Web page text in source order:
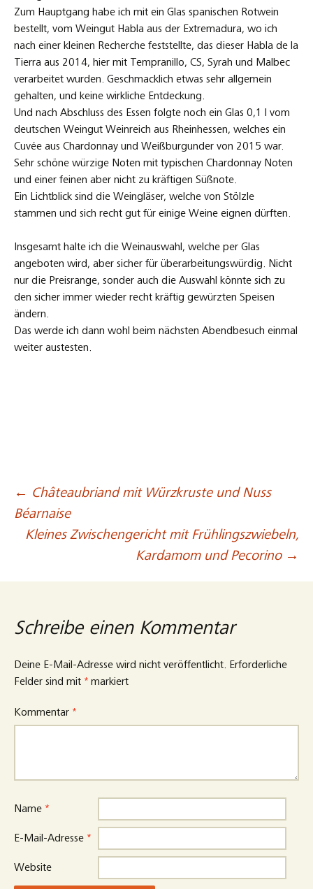
Zum Hauptgang habe ich mit ein Glas spanischen Rotwein
bestellt, vom Weingut Habla aus der Extremadura, wo ich
nach einer kleinen Recherche feststellte, das dieser Habla de la
Tierra aus 2014, hier mit Tempranillo, CS, Syrah und Malbec
verarbeitet wurden. Geschmacklich etwas sehr allgemein
gehalten, und keine wirkliche Entdeckung.
Und nach Abschluss des Essen folgte noch ein Glas 0,1 l vom
deutschen Weingut Weinreich aus Rheinhessen, welches ein
Cuvée aus Chardonnay und Weißburgunder von 2015 war.
Sehr schöne würzige Noten mit typischen Chardonnay Noten
und einer feinen aber nicht zu kräftigen Süßnote.
Ein Lichtblick sind die Weingläser, welche von Stölzle
stammen und sich recht gut für einige Weine eignen dürften.
Insgesamt halte ich die Weinauswahl, welche per Glas
angeboten wird, aber sicher für überarbeitungswürdig. Nicht
nur die Preisrange, sonder auch die Auswahl könnte sich zu
den sicher immer wieder recht kräftig gewürzten Speisen
ändern.
Das werde ich dann wohl beim nächsten Abendbesuch einmal
weiter austesten.
Beitragsnavigation
← Châteaubriand mit Würzkruste und Nuss
Béarnaise
Kleines Zwischengericht mit Frühlingszwiebeln,
Kardamom und Pecorino →
Schreibe einen Kommentar
Deine E-Mail-Adresse wird nicht veröffentlicht. Erforderliche
Felder sind mit * markiert
Kommentar *
Name *
E-Mail-Adresse *
Website